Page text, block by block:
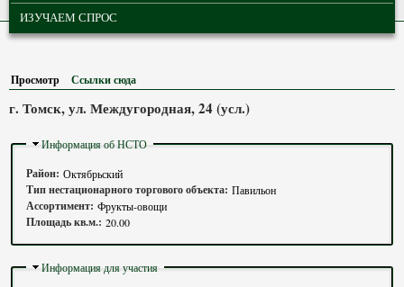
ИЗУЧАЕМ СПРОС
Просмотр (активная вкладка)
Ссылки сюда
г. Томск, ул. Междугородная, 24 (усл.)
Скрыть
Информация об НСТО
Район: Октябрьский
Тип нестационарного торгового объекта: Павильон
Ассортимент: Фрукты-овощи
Площадь кв.м.: 20.00
Скрыть
Информация для участия